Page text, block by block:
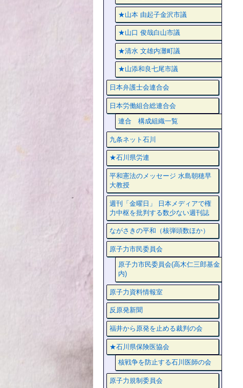
★山本 由起子金沢市議
★山口 俊哉白山市議
★清水 文雄内灘町議
★山添和良七尾市議
日本弁護士会連合会
日本労働組合総連合会
連合 構成組織一覧
九条ネット石川
★石川県労連
平和憲法のメッセージ 水島朝穂早
大教授
週刊「金曜日」 日本メディアで権
力中枢を批判する数少ない週刊誌
ながさきの平和（核弾頭数ほか）
原子力市民委員会
原子力市民委員会(高木仁三郎基金
内)
原子力資料情報室
反原発新聞
福井から原発を止める裁判の会
★石川県保険医協会
核戦争を防止する石川医師の会
原子力規制委員会